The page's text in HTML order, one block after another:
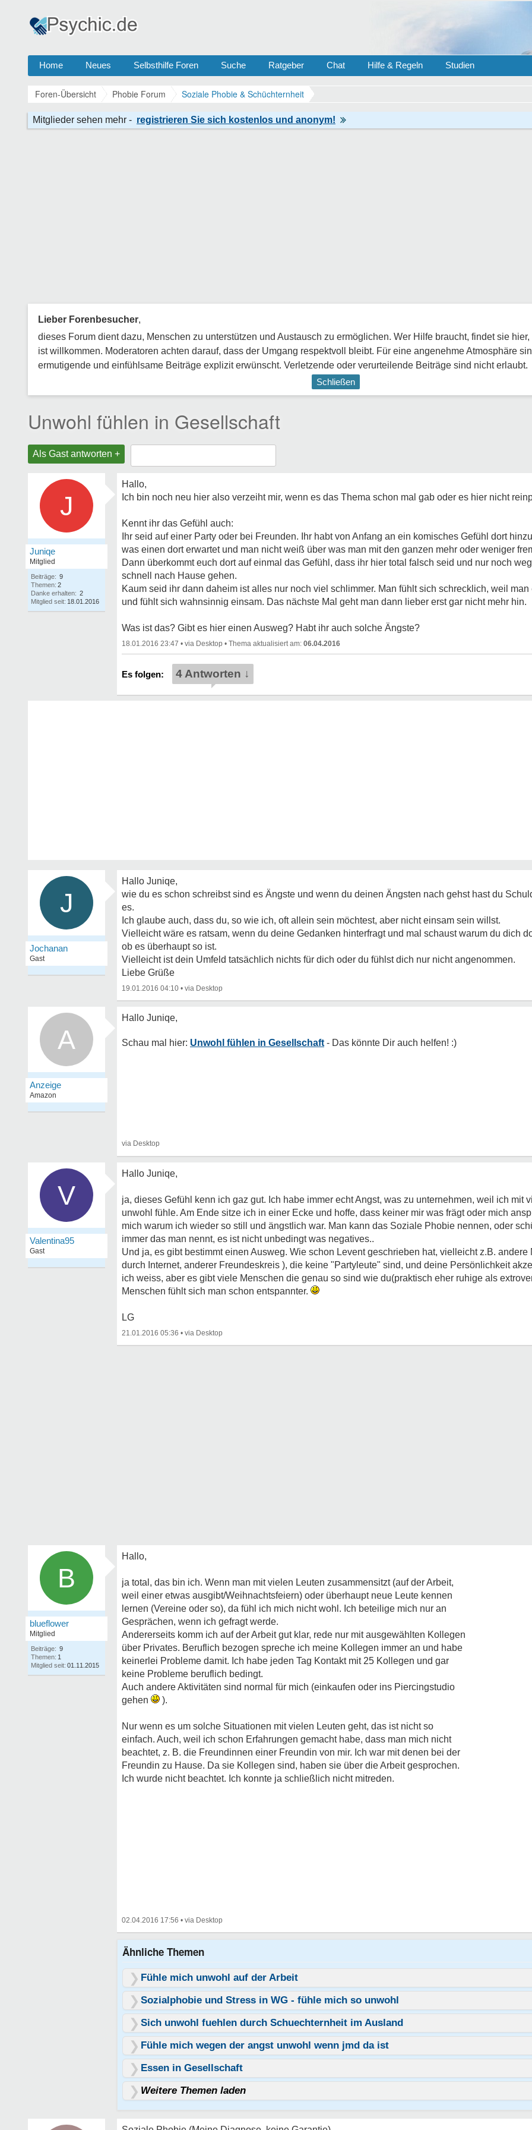
Home Neues Selbsthilfe Foren Suche Ratgeber Chat Hilfe & Regeln Studien
Foren-Übersicht Phobie Forum Soziale Phobie & Schüchternheit
Lieber Forenbesucher,
dieses Forum dient dazu, Menschen zu unterstützen und Austausch zu ermöglichen. Wer Hilfe braucht, findet sie
ist willkommen. Moderatoren achten darauf, dass der Umgang respektvoll bleibt. Für eine angenehme Atmosphäre
ermutigende und einfühlsame Beiträge explizit erwünscht. Verletzende oder verurteilende Beiträge sind nicht erlaubt.
Schließen
Unwohl fühlen in Gesellschaft
Als Gast antworten +
J
Juniqe
Mitglied
Beiträge: 9
Themen: 2
Danke erhalten: 2
Mitglied seit: 18.01.2016
Hallo,
Ich bin noch neu hier also verzeiht mir, wenn es das Thema schon mal gab oder es hier nicht
Kennt ihr das Gefühl auch:
Ihr seid auf einer Party oder bei Freunden. Ihr habt von Anfang an ein komisches Gefühl dort
was einen dort erwartet und man nicht weiß über was man mit den ganzen mehr oder weniger
Dann überkommt euch dort auf einmal das Gefühl, dass ihr hier total falsch seid und nur noch
schnell nach Hause gehen.
Kaum seid ihr dann daheim ist alles nur noch viel schlimmer. Man fühlt sich schrecklich, weil
und fühlt sich wahnsinnig einsam. Das nächste Mal geht man dann lieber erst gar nicht mehr hin.
Was ist das? Gibt es hier einen Ausweg? Habt ihr auch solche Ängste?
18.01.2016 23:47 • • 06.04.2016
4 Antworten ↓
J
Jochanan
Gast
Hallo Juniqe,
wie du es schon schreibst sind es Ängste und wenn du deinen Ängsten nach gehst hast du
es.
Ich glaube auch, dass du, so wie ich, oft allein sein möchtest, aber nicht einsam sein willst.
Vielleicht wäre es ratsam, wenn du deine Gedanken hinterfragt und mal schaust warum du dich
ob es überhaupt so ist.
Vielleicht ist dein Umfeld tatsächlich nichts für dich oder du fühlst dich nur nicht angenommen.
Liebe Grüße
19.01.2016 04:10 •
A Unwohl fühlen in Gesellschaft
V
Valentina95
Gast
Hallo Juniqe,
ja, dieses Gefühl kenn ich gaz gut. Ich habe immer echt Angst, was zu unternehmen, weil ich mit
unwohl fühle. Am Ende sitze ich in einer Ecke und hoffe, dass keiner mir was frägt oder mich
mich warum ich wieder so still und ängstlich war. Man kann das Soziale Phobie nennen, oder
immer das man nennt, es ist nicht unbedingt was negatives..
Und ja, es gibt bestimmt einen Ausweg. Wie schon Levent geschrieben hat, vielleicht z.B.
durch Internet, anderer Freundeskreis ), die keine "Partyleute" sind, und deine Persönlichkeit
ich weiss, aber es gibt viele Menschen die genau so sind wie du(praktisch eher ruhige als
Menschen fühlt sich man schon entspannter.
LG
21.01.2016 05:36 •
B
blueflower
Mitglied
Beiträge: 9
Themen: 1
Mitglied seit: 01.11.2015
Hallo,
ja total, das bin ich. Wenn man mit vielen Leuten zusammensitzt (auf der Arbeit,
weil einer etwas ausgibt/Weihnachtsfeiern) oder überhaupt neue Leute kennen
lernen (Vereine oder so), da fühl ich mich nicht wohl. Ich beteilige mich nur an
Gesprächen, wenn ich gefragt werde.
Andererseits komm ich auf der Arbeit gut klar, rede nur mit ausgewählten Kollegen
über Privates. Beruflich bezogen spreche ich meine Kollegen immer an und habe
keinerlei Probleme damit. Ich habe jeden Tag Kontakt mit 25 Kollegen und gar
keine Probleme beruflich bedingt.
Auch andere Aktivitäten sind normal für mich (einkaufen oder ins Piercingstudio
gehen
).
Nur wenn es um solche Situationen mit vielen Leuten geht, das ist nicht so
einfach. Auch, weil ich schon Erfahrungen gemacht habe, dass man mich nicht
beachtet, z. B. die Freundinnen einer Freundin von mir. Ich war mit denen bei der
Freundin zu Hause. Da sie Kollegen sind, haben sie über die Arbeit gesprochen.
Ich wurde nicht beachtet. Ich konnte ja schließlich nicht mitreden.
02.04.2016 17:56 •
Ähnliche Themen
Fühle mich unwohl auf der Arbeit
Sozialphobie und Stress in WG - fühle mich so unwohl
Sich unwohl fuehlen durch Schuechternheit im Ausland
Fühle mich wegen der angst unwohl wenn jmd da ist
Essen in Gesellschaft
Weitere Themen laden